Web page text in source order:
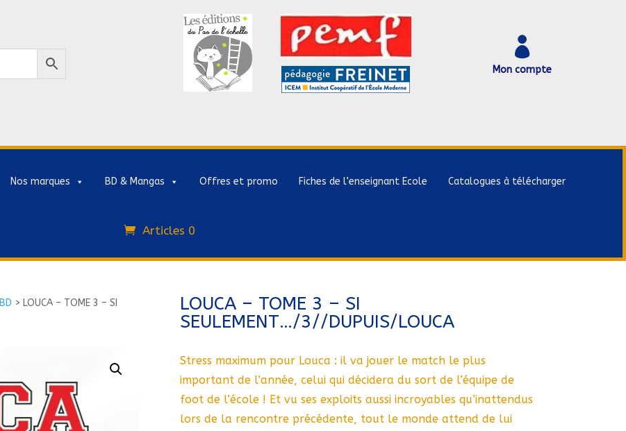

Mon compte
Nos marques BD & Mangas Offres et promo Fiches de l’enseignant Ecole Catalogues à télécharger
Articles 0
BD > LOUCA – TOME 3 – SI
LOUCA – TOME 3 – SI
SEULEMENT…/3//DUPUIS/LOUCA
Stress maximum pour Louca : il va jouer le match le plus
important de l’année, celui qui décidera du sort de l’équipe de
foot de l’école ! Et vu ses exploits aussi incroyables qu’inattendus
lors de la rencontre précédente, tout le monde attend de lui